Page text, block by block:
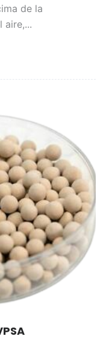
de la
aire,...